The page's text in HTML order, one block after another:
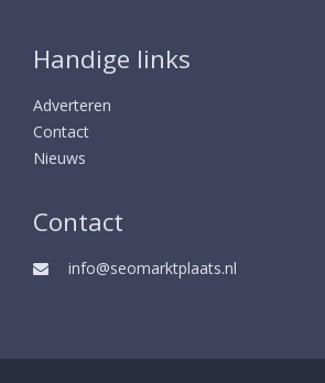
Handige links
Adverteren
Contact
Nieuws
Contact
info@seomarktplaats.nl